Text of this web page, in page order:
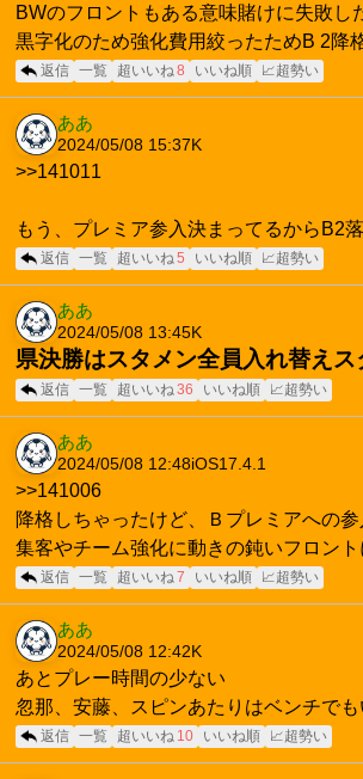
BWのフロントもある意味賭けに失敗し
黒字化のため強化費用絞ったためB 2降
返信 一覧 超いいね 8 いいね順 📈超勢い
ああ
2024/05/08 15:37 K
>>141011
もう、プレミア参入決まってるからB2
返信 一覧 超いいね 5 いいね順 📈超勢い
ああ
2024/05/08 13:45K
県決勝はスタメン全員入れ替え
返信 一覧 超いいね 36 いいね順 📈超勢い
ああ
2024/05/08 12:48iOS17.4.1
>>141006
降格しちゃったけど、Ｂプレミアへの参
集客やチーム強化に動きの鈍いフロン
返信 一覧 超いいね 7 いいね順 📈超勢い
ああ
2024/05/08 12:42 K
あとプレー時間の少ない
忽那、安藤、スピンあたりはベンチで
返信 一覧 超いいね 10 いいね順 📈超勢い